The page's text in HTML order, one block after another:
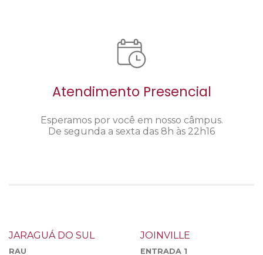
Atendimento Presencial
Esperamos por você em nosso câmpus.
De segunda a sexta das 8h às 22h16
JARAGUÁ DO SUL
RAU
JOINVILLE
ENTRADA 1